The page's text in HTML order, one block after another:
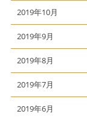
2019年10月
2019年9月
2019年8月
2019年7月
2019年6月